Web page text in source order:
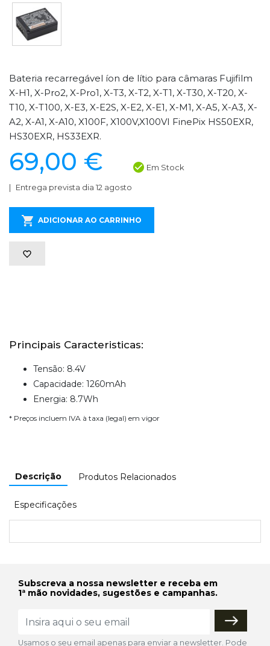
Bateria recarregável íon de lítio para câmaras Fujifilm
X-H1, X-Pro2, X-Pro1, X-T3, X-T2, X-T1, X-T30, X-T20, X-
T10, X-T100, X-E3, X-E2S, X-E2, X-E1, X-M1, X-A5, X-A3, X-
A2, X-A1, X-A10, X100F, X100V,X100VI FinePix HS50EXR,
HS30EXR, HS33EXR.
69,00 € Em Stock
Entrega prevista dia 12 agosto
ADICIONAR AO CARRINHO
Principais Caracteristicas:
Tensão: 8.4V
Capacidade: 1260mAh
Energia: 8.7Wh
* Preços incluem IVA à taxa (legal) em vigor
Descrição Produtos Relacionados
Especificações
Subscreva a nossa newsletter e receba em
1ª mão novidades, sugestões e campanhas.
Usamos o seu email apenas para enviar a newsletter. Pode